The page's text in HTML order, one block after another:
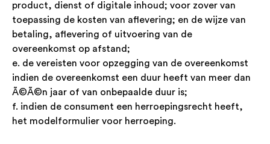
product, dienst of digitale inhoud; voor zover van
toepassing de kosten van aflevering; en de wijze van
betaling, aflevering of uitvoering van de
overeenkomst op afstand;
e. de vereisten voor opzegging van de overeenkomst
indien de overeenkomst een duur heeft van meer dan
Ã©Ã©n jaar of van onbepaalde duur is;
f. indien de consument een herroepingsrecht heeft,
het modelformulier voor herroeping.